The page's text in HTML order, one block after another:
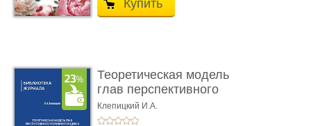
Купить
Теоретическая модель
глав перспективного
УК о ...
Клепицкий И.А.